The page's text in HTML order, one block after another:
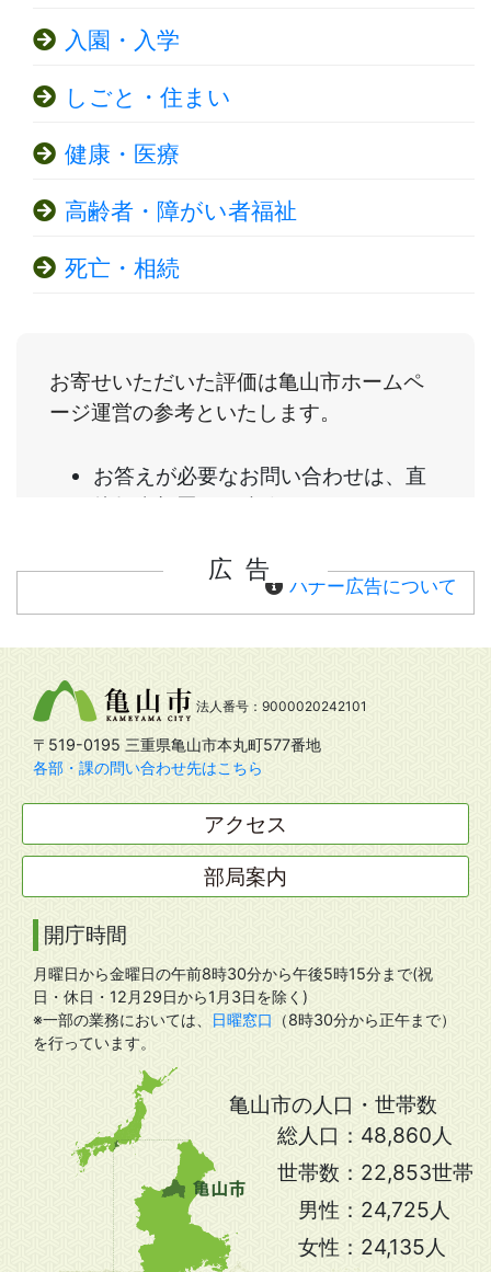
入園・入学
しごと・住まい
健康・医療
高齢者・障がい者福祉
死亡・相続
広告
バナー広告について
法人番号：9000020242101
〒519-0195 三重県亀山市本丸町577番地
各部・課の問い合わせ先はこちら
アクセス
部局案内
開庁時間
月曜日から金曜日の午前8時30分から午後5時15分まで(祝
日・休日・12月29日から1月3日を除く)
※一部の業務においては、
日曜窓口
（8時30分から正午まで）
を行っています。
亀山市の人口・世帯数
総人口： 48,860人
世帯数： 22,853世帯
男性： 24,725人
女性： 24,135人